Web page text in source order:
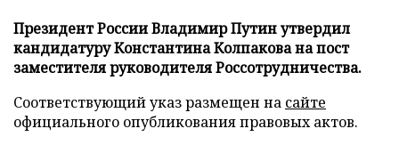
Президент России Владимир Путин утвердил
кандидатуру Константина Колпакова на пост
заместителя руководителя Россотрудничества.
Соответствующий указ размещен на сайте
официального опубликования правовых актов.